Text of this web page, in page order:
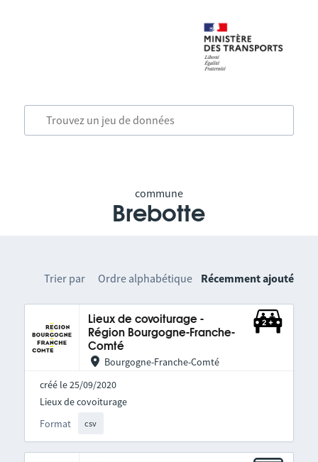
commune
Brebotte
Trier par Ordre alphabétique Récemment ajouté
Lieux de covoiturage -
Région Bourgogne-Franche-
Comté
Bourgogne-Franche-Comté
créé le 25/09/2020
Format csv
Lieux de covoiturage